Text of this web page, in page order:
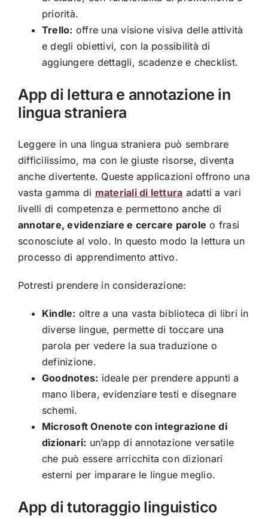
priorità.
Trello: offre una visione visiva delle attività
e degli obiettivi, con la possibilità di
aggiungere dettagli, scadenze e checklist.
App di lettura e annotazione in
lingua straniera
Leggere in una lingua straniera può sembrare
difficilissimo, ma con le giuste risorse, diventa
anche divertente. Queste applicazioni offrono una
vasta gamma di materiali di lettura adatti a vari
livelli di competenza e permettono anche di
annotare, evidenziare e cercare parole o frasi
sconosciute al volo. In questo modo la lettura un
processo di apprendimento attivo.
Potresti prendere in considerazione:
Kindle: oltre a una vasta biblioteca di libri in
diverse lingue, permette di toccare una
parola per vedere la sua traduzione o
definizione.
Goodnotes: ideale per prendere appunti a
mano libera, evidenziare testi e disegnare
schemi.
Microsoft Onenote con integrazione di
dizionari: un’app di annotazione versatile
che può essere arricchita con dizionari
esterni per imparare le lingue meglio.
App di tutoraggio linguistico